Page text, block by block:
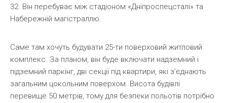
32. Він перебуває між стадіоном «Дніпроспецсталі» та
Набережній магістраллю.
Саме там хочуть будувати 25-ти поверховий житловий
комплекс. За планом, він буде включати надземний і
підземний паркінг, дві секції під квартири, які з’єднають
загальним цокольним поверхом. Висота будівлі
перевище 50 метрів, тому для безпеки польотів потрібно